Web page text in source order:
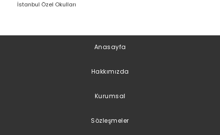
İstanbul Özel Okulları
Anasayfa
Hakkımızda
Kurumsal
Sözleşmeler